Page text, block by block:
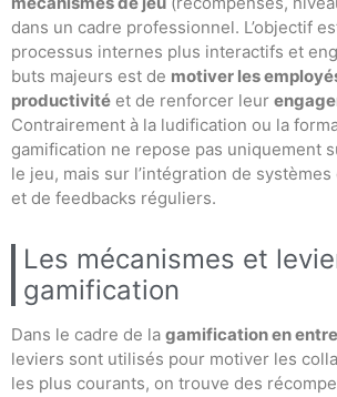
dans un cadre professionnel. L’objectif
processus internes plus interactifs et
buts majeurs est de motiver les
productivité et de renforcer leur
Contrairement à la ludification ou la
gamification ne repose pas uniquement
le jeu, mais sur l’intégration de
et de feedbacks réguliers.
Les mécanismes et
gamification
Dans le cadre de la gamification en
leviers sont utilisés pour motiver les
les plus courants, on trouve des